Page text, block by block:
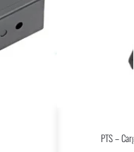
PTS –